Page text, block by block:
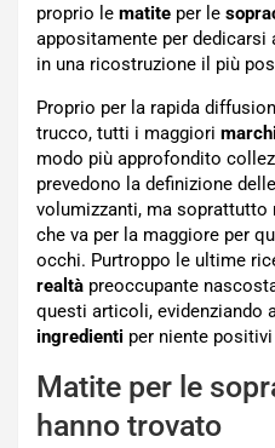
proprio le matite per le
appositamente per dedicarsi
in una ricostruzione il più
Proprio per la rapida
trucco, tutti i maggiori marchi
modo più approfondito
prevedono la definizione
volumizzanti, ma
che va per la maggiore per
occhi. Purtroppo le ultime
realtà preoccupante
questi articoli, evidenziando
ingredienti per niente
Matite per le
hanno trovato